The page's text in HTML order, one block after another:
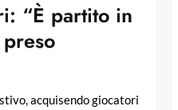
“È partito in
acquisendo giocatori